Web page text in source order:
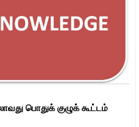
பொதுக் குழுக் கூட்டம்